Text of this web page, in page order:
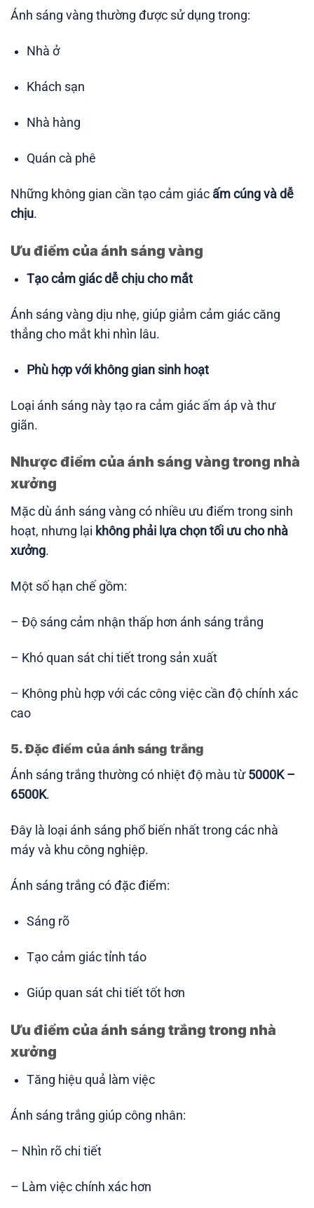
Ánh sáng vàng thường được sử dụng trong:
Nhà ở
Khách sạn
Nhà hàng
Quán cà phê
Những không gian cần tạo cảm giác ấm cúng và dễ
chịu.
Ưu điểm của ánh sáng vàng
Tạo cảm giác dễ chịu cho mắt
Ánh sáng vàng dịu nhẹ, giúp giảm cảm giác căng
thẳng cho mắt khi nhìn lâu.
Phù hợp với không gian sinh hoạt
Loại ánh sáng này tạo ra cảm giác ấm áp và thư
giãn.
Nhược điểm của ánh sáng vàng trong nhà
xưởng
Mặc dù ánh sáng vàng có nhiều ưu điểm trong sinh
hoạt, nhưng lại không phải lựa chọn tối ưu cho nhà
xưởng.
Một số hạn chế gồm:
– Độ sáng cảm nhận thấp hơn ánh sáng trắng
– Khó quan sát chi tiết trong sản xuất
– Không phù hợp với các công việc cần độ chính xác
cao
5. Đặc điểm của ánh sáng trắng
Ánh sáng trắng thường có nhiệt độ màu từ 5000K –
6500K.
Đây là loại ánh sáng phổ biến nhất trong các nhà
máy và khu công nghiệp.
Ánh sáng trắng có đặc điểm:
Sáng rõ
Tạo cảm giác tỉnh táo
Giúp quan sát chi tiết tốt hơn
Ưu điểm của ánh sáng trắng trong nhà
xưởng
Tăng hiệu quả làm việc
Ánh sáng trắng giúp công nhân:
– Nhìn rõ chi tiết
– Làm việc chính xác hơn